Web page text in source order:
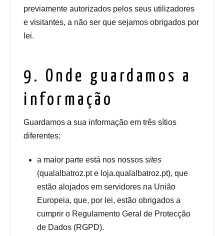
previamente autorizados pelos seus utilizadores
e visitantes, a não ser que sejamos obrigados por
lei.
9. Onde guardamos a
informação
Guardamos a sua informação em três sítios
diferentes:
a maior parte está nos nossos sites
(qualalbatroz.pt e loja.qualalbatroz.pt), que
estão alojados em servidores na União
Europeia, que, por lei, estão obrigados a
cumprir o Regulamento Geral de Protecção
de Dados (RGPD).